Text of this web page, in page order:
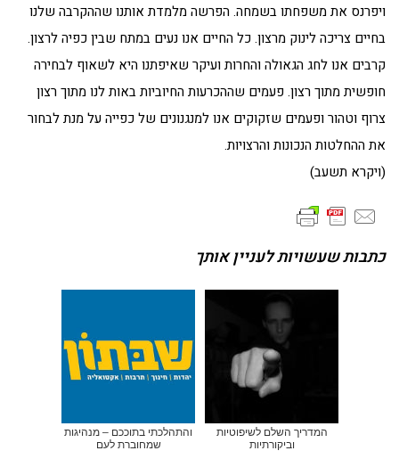
ויפרנס את משפחתו בשמחה. הפרשה מלמדת אותנו שההקרבה שלנו
בחיים צריכה לינוק מרצון. כל החיים אנו נעים במתח שבין כפיה לרצון.
קרבים אנו לחג הגאולה והחרות ועיקר שאיפתנו היא לשאוף לבחירה
חופשית מתוך רצון. פעמים שההכרעות החיוביות באות לנו מתוך רצון
צרוף וטהור ופעמים שזקוקים אנו למנגנונים של כפייה על מנת לבחור
את ההחלטות הנכונות והרצויות.
(ויקרא תשעב)
כתבות שעשויות לעניין אותך
המדריך השלם לשיפוטיות
וביקורתיות
והתהלכתי בתוככם – מנהיגות
שמחוברת לעם